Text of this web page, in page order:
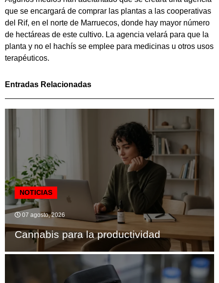
que se encargará de comprar las plantas a las cooperativas
del Rif, en el norte de Marruecos, donde hay mayor número
de hectáreas de este cultivo. La agencia velará para que la
planta y no el hachís se emplee para medicinas u otros usos
terapéuticos.
Entradas Relacionadas
NOTICIAS
07 agosto, 2026
Cannabis para la productividad